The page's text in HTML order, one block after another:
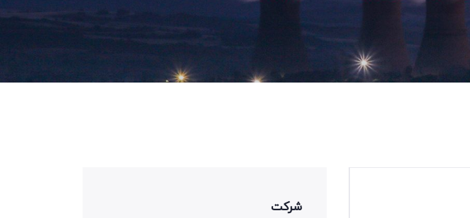
شرکت